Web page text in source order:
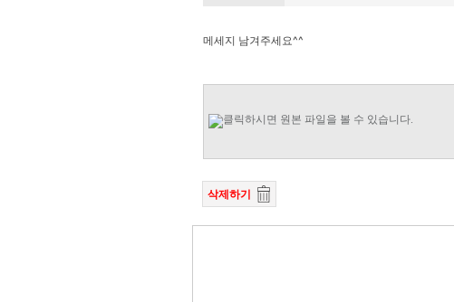
메세지 남겨주세요^^
삭제하기